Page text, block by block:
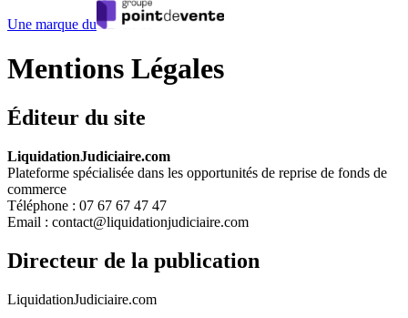
Une marque du
Mentions Légales
Éditeur du site
LiquidationJudiciaire.com
Plateforme spécialisée dans les opportunités de reprise de fonds de
commerce
Téléphone : 07 67 67 47 47
Email : contact@liquidationjudiciaire.com
Directeur de la publication
LiquidationJudiciaire.com